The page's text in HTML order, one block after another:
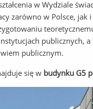
w Wydziale
zarówno w Polsce, jak i
publicznych,
publicznym.
się w budynku G5